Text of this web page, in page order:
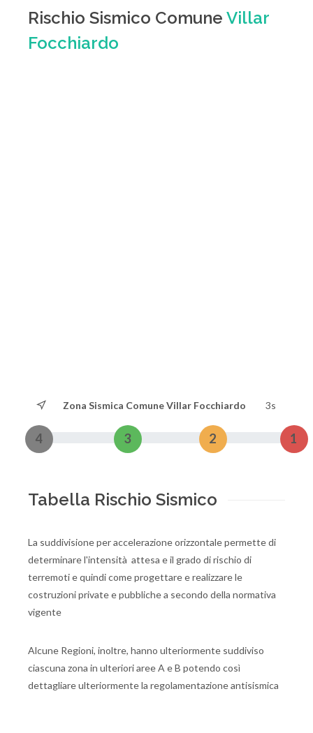
Rischio Sismico Comune Villar
Focchiardo
Zona Sismica Comune Villar Focchiardo 3s
4 3 2 1
Tabella Rischio Sismico
La suddivisione per accelerazione orizzontale permette di
determinare l'intensità attesa e il grado di rischio di
terremoti e quindi come progettare e realizzare le
costruzioni private e pubbliche a secondo della normativa
vigente
Alcune Regioni, inoltre, hanno ulteriormente suddiviso
ciascuna zona in ulteriori aree A e B potendo così
dettagliare ulteriormente la regolamentazione antisismica